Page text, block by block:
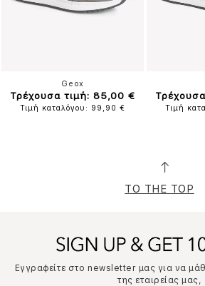
Geox
Τρέχουσα τιμή: 85,00 €
Τιμή καταλόγου: 99,90 € Τιμή
TO THE TOP
Εγγραφείτε στο newsletter μας για να
της εταιρείας μας,